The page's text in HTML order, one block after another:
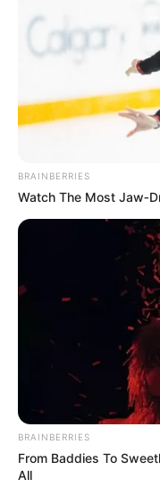
BRAINBERRIES
Watch The Most
BRAINBERRIES
From Baddies To
All